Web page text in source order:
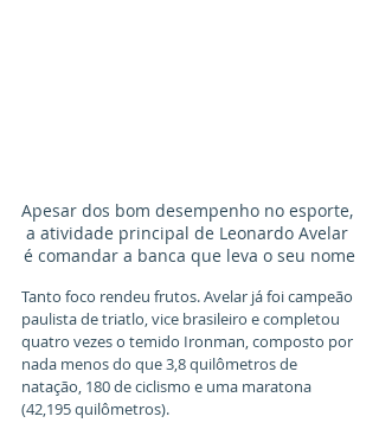
Apesar dos bom desempenho no esporte,
a atividade principal de Leonardo Avelar
é comandar a banca que leva o seu nome
Tanto foco rendeu frutos. Avelar já foi campeão
paulista de triatlo, vice brasileiro e completou
quatro vezes o temido Ironman, composto por
nada menos do que 3,8 quilômetros de
natação, 180 de ciclismo e uma maratona
(42,195 quilômetros).